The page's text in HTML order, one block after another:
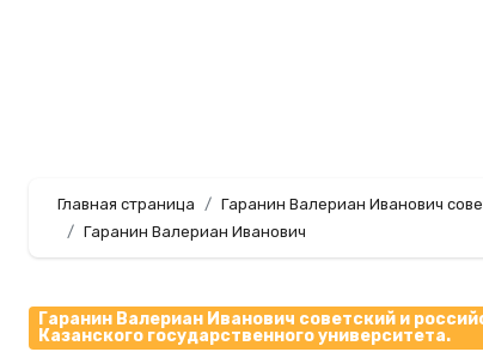
Главная страница
Гаранин Валериан Иванович
Гаранин Валериан Иванович
Гаранин Валериан Иванович советский и
Казанского государственного университета.